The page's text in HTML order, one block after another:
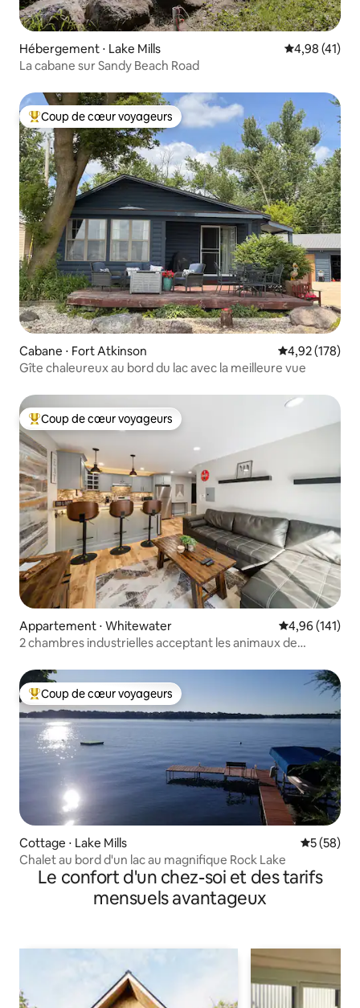
Hébergement ⋅ Lake Mills Évaluation
4,98 (41)
La cabane sur Sandy Beach Road
Coups de cœur voyageurs les plus appréciés
Coup de cœur voyageurs
Cabane ⋅ Fort Atkinson Évaluation
4,92 (178)
Gîte chaleureux au bord du lac avec la meilleure vue
Coups de cœur voyageurs les plus appréciés
Coup de cœur voyageurs
Appartement ⋅ Whitewater Évaluation
4,96 (141)
2 chambres industrielles acceptant les animaux de
Coups de cœur voyageurs les plus appréciés
Coup de cœur voyageurs
Cottage ⋅ Lake Mills
5 (58)
Chalet au bord d'un lac au magnifique Rock Lake
Le confort d'un chez-soi et des tarifs
mensuels avantageux